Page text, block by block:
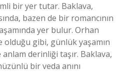
bir yer tutar. Baklava,
bazen de bir romancının
yer bulur. Orhan
olduğu gibi, günlük yaşamın
derinliği taşır. Baklava,
bir veda anını